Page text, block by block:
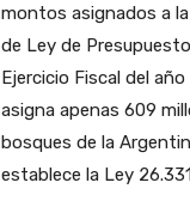
montos asignados a
de Ley de
Ejercicio Fiscal del
asigna apenas 609
bosques de la
establece la Ley